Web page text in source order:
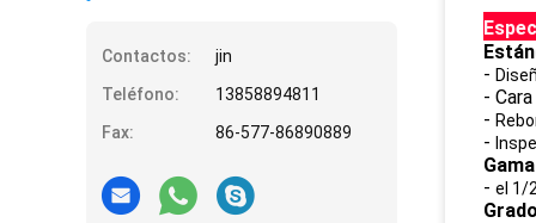
Contactos:
jin
Teléfono:
13858894811
Fax:
86-577-86890889
-
-
-
-
- el 1/